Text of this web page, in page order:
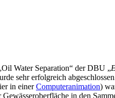
Water Separation“ der DBU „
sehr erfolgreich
in einerComputeranimation)
in den